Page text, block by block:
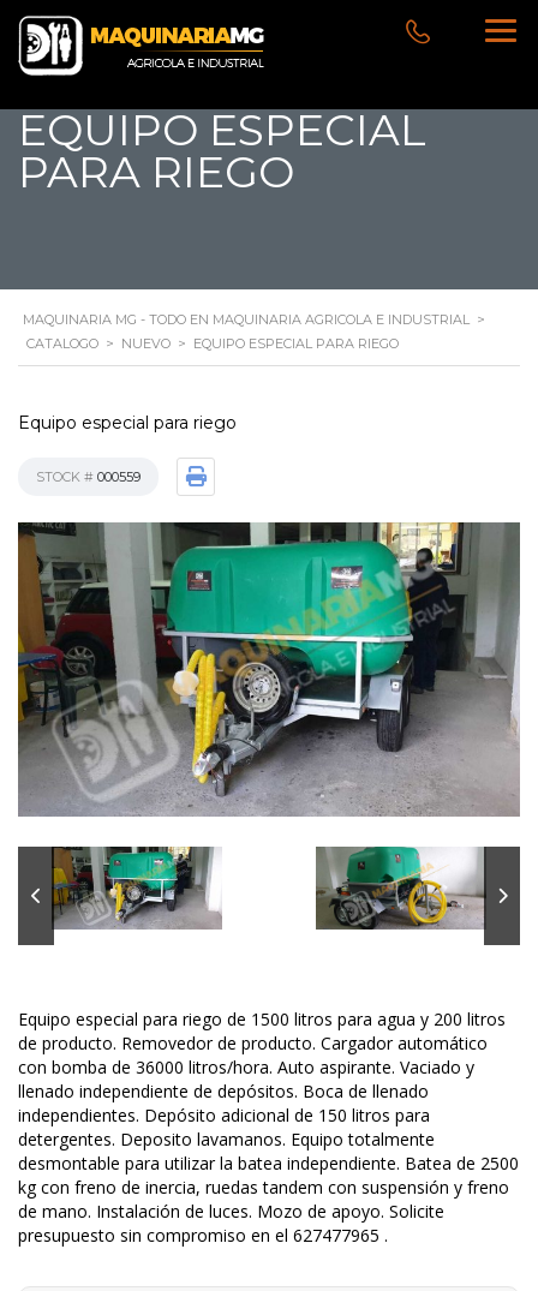
EQUIPO ESPECIAL
PARA RIEGO
MAQUINARIA MG - TODO EN MAQUINARIA AGRICOLA E INDUSTRIAL >
CATALOGO > NUEVO > EQUIPO ESPECIAL PARA RIEGO
Equipo especial para riego
STOCK # 000559
Equipo especial para riego de 1500 litros para agua y 200 litros
de producto. Removedor de producto. Cargador automático
con bomba de 36000 litros/hora. Auto aspirante. Vaciado y
llenado independiente de depósitos. Boca de llenado
independientes. Depósito adicional de 150 litros para
detergentes. Deposito lavamanos. Equipo totalmente
desmontable para utilizar la batea independiente. Batea de 2500
kg con freno de inercia, ruedas tandem con suspensión y freno
de mano. Instalación de luces. Mozo de apoyo. Solicite
presupuesto sin compromiso en el 627477965 .